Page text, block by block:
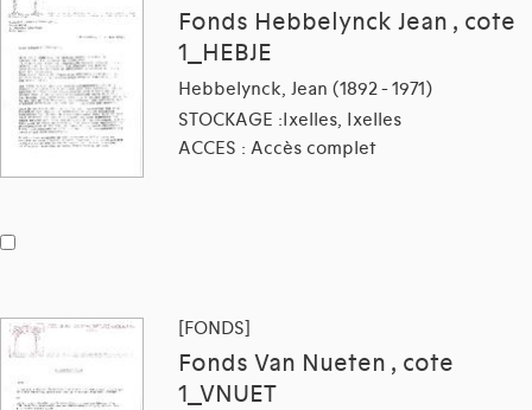
Fonds Hebbelynck Jean , cote
1_HEBJE
Hebbelynck, Jean (1892 - 1971)
STOCKAGE :Ixelles, Ixelles
ACCES : Accès complet
[FONDS]
Fonds Van Nueten , cote
1_VNUET